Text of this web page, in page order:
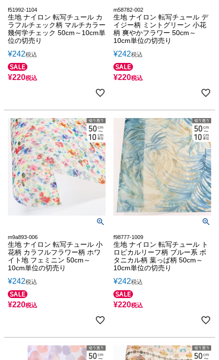
f51992-1104
生地 ナイロン 転写チュール カ
ラフルチェック柄 マルチカラー
幾何学チェック 50cm～10cm単
位の切売り
¥242税込
¥220税込
m58782-002
生地 ナイロン 転写チュール デ
イジー柄 ミントグリーン 小花
柄 爽やかフラワー 50cm～
10cm単位の切売り
¥242税込
¥220税込
m9a893-006
生地 ナイロン 転写チュール 小
花柄 カラフルフラワー柄 ホワ
イト地 フェミニン 50cm～
10cm単位の切売り
¥242税込
¥220税込
f98777-1009
生地 ナイロン 転写チュール ト
ロピカルリーフ柄 ブルー系 ボ
タニカル柄 葉っぱ柄 50cm～
10cm単位の切売り
¥242税込
¥220税込